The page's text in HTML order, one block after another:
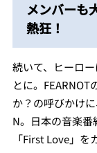
メンバーも
熱狂！
続いて、ヒーロ
とに。
か？の呼びかけ
N。日本の音楽
「First Love」を